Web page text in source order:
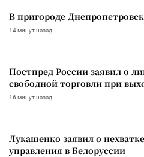
В пригороде
14 минут назад
Постпред России заявил о
свободной торговли при
16 минут назад
Лукашенко заявил о
управления в Белоруссии